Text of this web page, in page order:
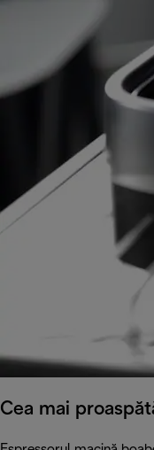
Cea mai